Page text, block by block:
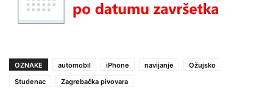
OZNAKE automobil iPhone navijanje
Ožujsko
Studenac
Zagrebačka pivovara